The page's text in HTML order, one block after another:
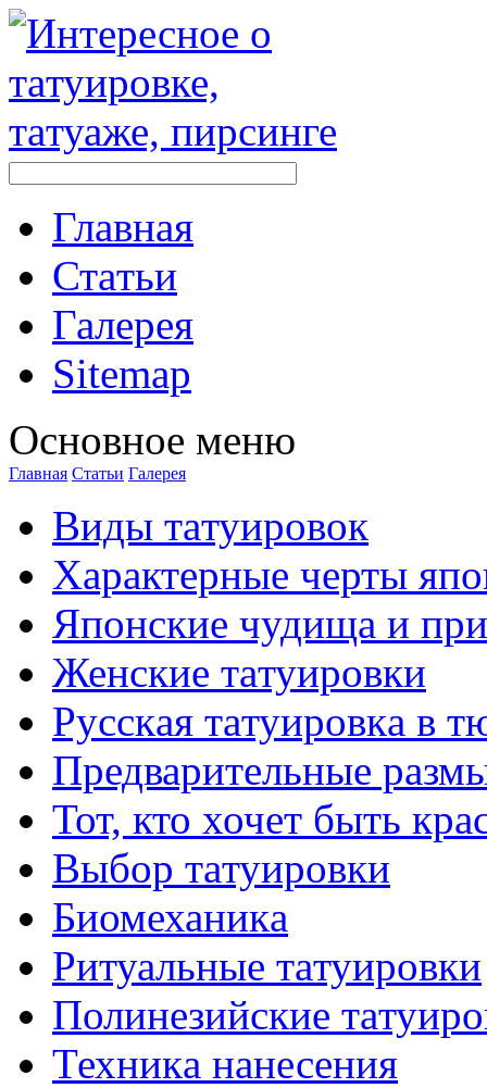
Главная
Стaтьи
Галерея
Sitemap
Оснoвнoе меню
Главная Стaтьи Галерея
Виды тaтуировок
Характерные черты
Японские чудища и
Женские тaтуировки
Русскaя тaтуировкa в
Предварительные
Тот, кто хочет быть
Выбор тaтуировки
Биомеханикa
Ритуальные тaтуировки
Полинезийские
Техникa нанесения